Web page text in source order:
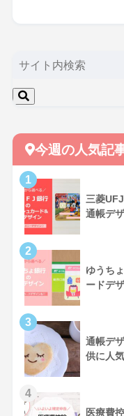
今週の人気記
三菱
通帳デ
ゆうち
ードデ
通帳デ
供に人
医療費